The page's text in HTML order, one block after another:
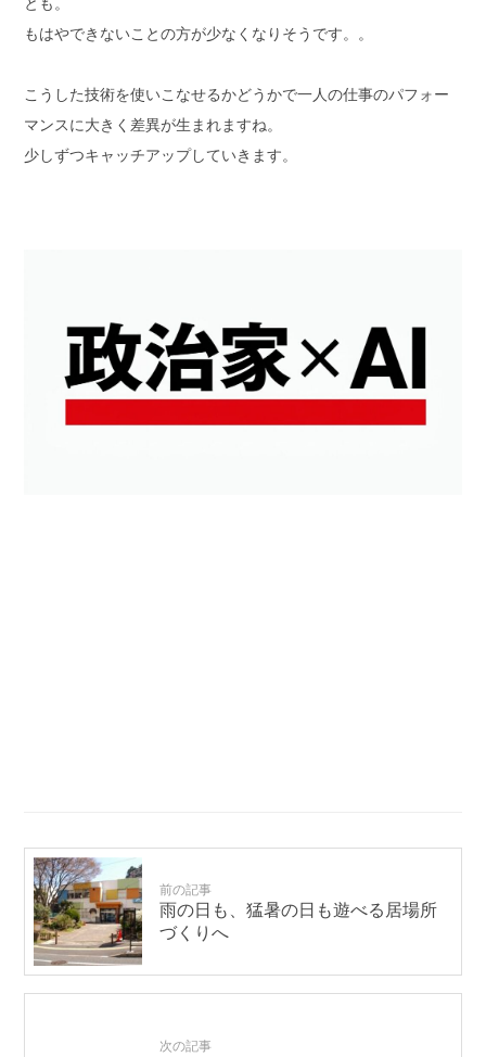
とも。
もはやできないことの方が少なくなりそうです。。
こうした技術を使いこなせるかどうかで一人の仕事のパフォー
マンスに大きく差異が生まれますね。
少しずつキャッチアップしていきます。
前の記事
雨の日も、猛暑の日も遊べる居場所
づくりへ
次の記事